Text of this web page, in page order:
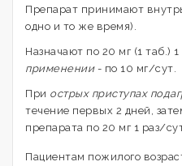
Препарат принимают
одно и то же время).
Назначают по 20 мг (1 таб.)
применении- по 10 мг/сут.
При острых приступах
течение первых 2 дней,
препарата по 20 мг 1 раз/
Пациентам пожилого